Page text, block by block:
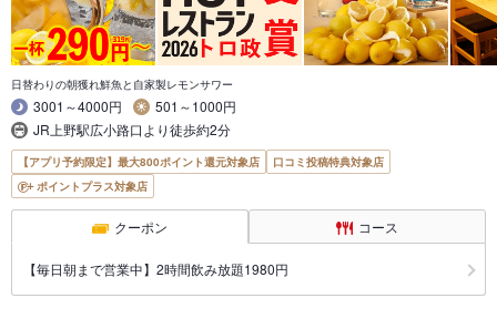
日替わりの朝獲れ鮮魚と自家製レモンサワー
3001～4000円
501～1000円
JR上野駅広小路口より徒歩約2分
【アプリ予約限定】最大800ポイント還元対象店
口コミ投稿特典対象店
ポイントプラス対象店
クーポン コース
【毎日朝まで営業中】2時間飲み放題1980円